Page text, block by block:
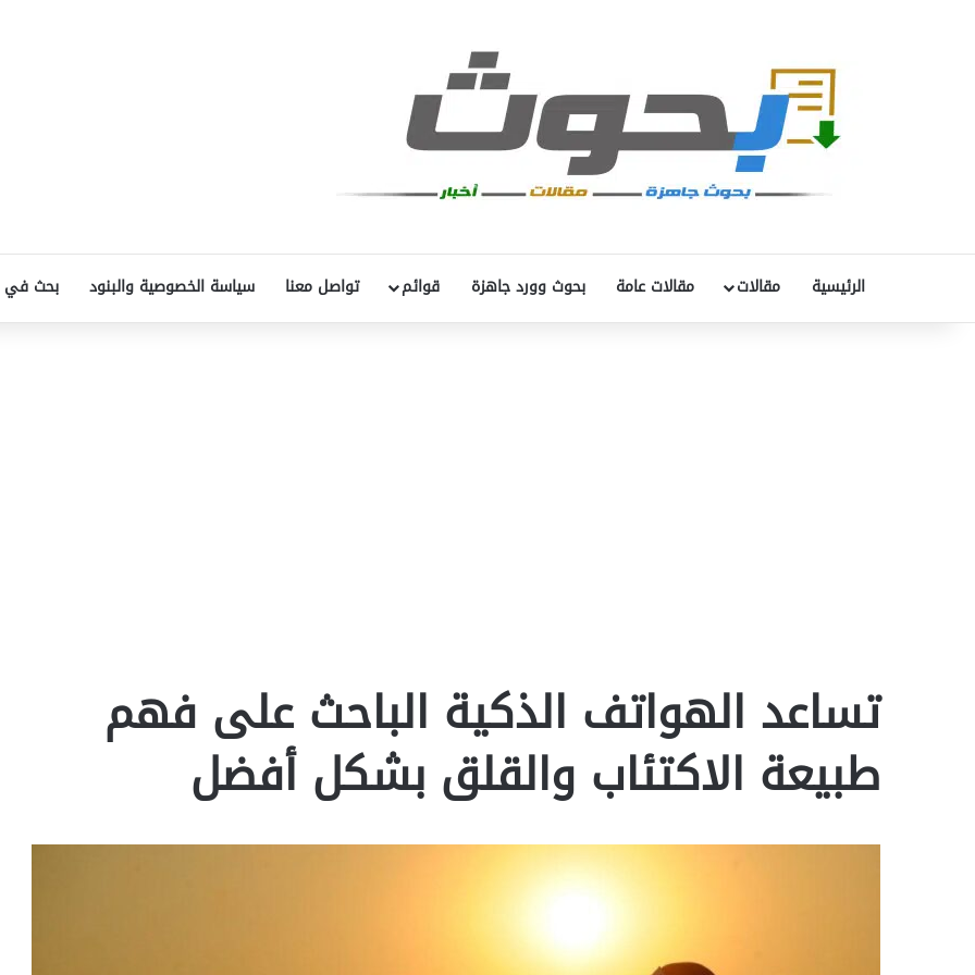
الرئيسية مقالات مقالات عامة بحوث وورد جاهزة قوائم تواصل معنا سياسة الخصوصية والبنود بحث في
تساعد الهواتف الذكية الباحث على فهم
طبيعة الاكتئاب والقلق بشكل أفضل